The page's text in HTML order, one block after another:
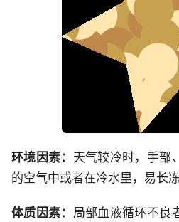
环境因素： 天气较冷时，手部
的空气中或者在冷水里，易长冻
体质因素： 局部血液循环不良